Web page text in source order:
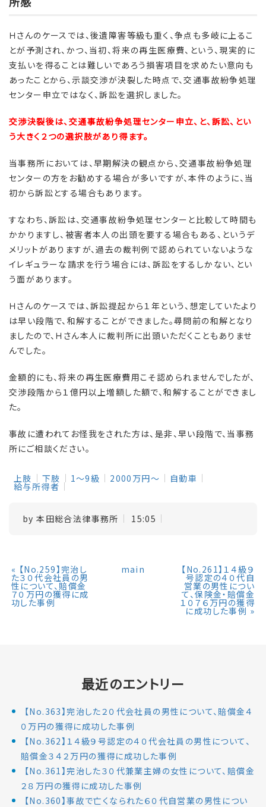
Ｈさんのケースでは、後遺障害等級も重く、争点も多岐に上るこ
とが予測され、かつ、当初、将来の再生医療費、という、現実的に
支払いを得ることは難しいであろう損害項目を求めたい意向も
あったことから、示談交渉が決裂した時点で、交通事故紛争処理
センター申立ではなく、訴訟を選択しました。
交渉決裂後は、交通事故紛争処理センター申立、と、訴訟、とい
う大きく２つの選択肢があり得ます。
当事務所においては、早期解決の観点から、交通事故紛争処理
センターの方をお勧めする場合が多いですが、本件のように、当
初から訴訟とする場合もあります。
すなわち、訴訟は、交通事故紛争処理センターと比較して時間も
かかりますし、被害者本人の出頭を要する場合もある、というデ
メリットがありますが、過去の裁判例で認められていないような
イレギュラーな請求を行う場合には、訴訟をするしかない、とい
う面があります。
Ｈさんのケースでは、訴訟提起から１年という、想定していたより
は早い段階で、和解することができました。尋問前の和解となり
ましたので、Ｈさん本人に裁判所に出頭いただくこともありませ
んでした。
金額的にも、将来の再生医療費用こそ認められませんでしたが、
交渉段階から１億円以上増額した額で、和解することができまし
た。
事故に遭われてお怪我をされた方は、是非、早い段階で、当事務
所にご相談ください。
上肢 下肢 1～9級 2000万円～ 自動車
給与所得者
by本田総合法律事務所 15:05
« 【No.259】完治し
た３０代会社員の男
性について、賠償金
７０万円の獲得に成
功した事例
main 【No.261】１４級９
号認定の４０代自
営業の男性につい
て、保険金・賠償金
１０７６万円の獲得
に成功した事例»
最近のエントリー
【No.363】完治した２０代会社員の男性について、賠償金４
０万円の獲得に成功した事例
【No.362】１４級９号認定の４０代会社員の男性について、
賠償金３４２万円の獲得に成功した事例
【No.361】完治した３０代兼業主婦の女性について、賠償金
２８万円の獲得に成功した事例
【No.360】事故で亡くなられた６０代自営業の男性につい